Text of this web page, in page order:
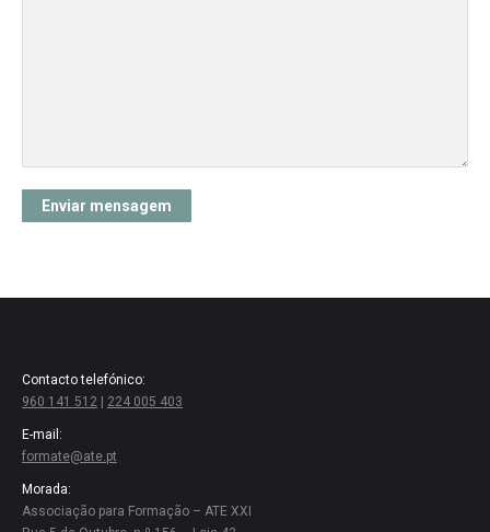
Contacto telefónico:
960 141 512
224 005 403
E-mail:
formate@ate.pt
Morada:
Associação para Formação – ATE XXI